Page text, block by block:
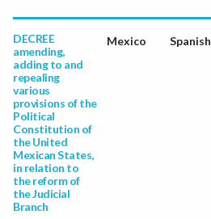
DECREE
amending,
adding to and
repealing
various
provisions of the
Political
Constitution of
the United
Mexican States,
in relation to
the reform of
the Judicial
Branch
Mexico Spanish